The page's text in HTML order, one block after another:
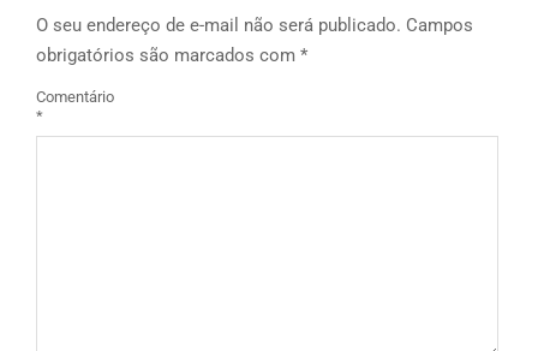
O seu endereço de e-mail não será publicado. Campos
obrigatórios são marcados com *
Comentário
*